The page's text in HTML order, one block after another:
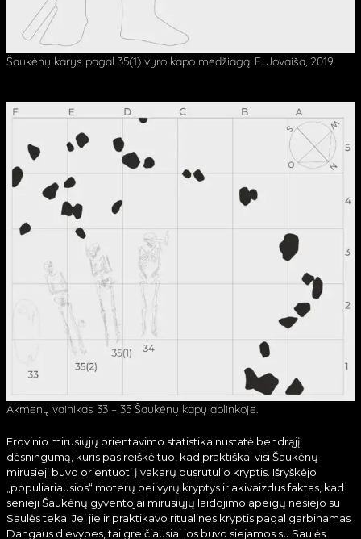
Šaukėnų karys pagal 35(1) vyro kapo medžiagą. E. Jovaiša, 2019.
Akmenų vainikas 33 – 35 Šaukėnų kapų aplinkoje.
Erdvinio mirusiųjų orientavimo statistika nustatė bendrąjį
dėsningumą, kuris pasireiškė tuo, kad praktiškai visi Šaukėnų
mirusieji buvo orientuoti į vakarų pusrutulio kryptis. Išryškėjo
„populiariausios“ moterų bei vyrų kryptys ir akivaizdus faktas, kad
senieji Šaukėnų gyventojai mirusiųjų laidojimo apeigų nesiejo su
Saulės teka. Jei jie ir praktikavo ritualines kryptis pagal garbinamas
Dangaus dievybes, tai greičiausiai jos buvo siejamos su Saulės